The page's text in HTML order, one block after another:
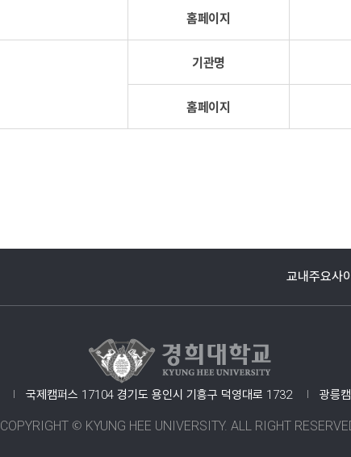
홈페이지
기관명
홈페이지
국제캠퍼스 17104 경기도 용인시 기흥구 덕영대로 1732 광릉
COPYRIGHT © KYUNG HEE UNIVERSITY. ALL RIGHT